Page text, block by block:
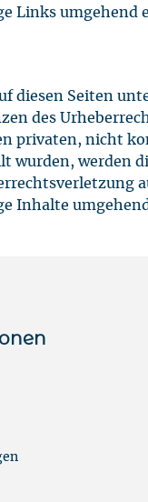
Links umgehend
diesen Seiten
des
privaten, nicht
wurden,
Inhalte